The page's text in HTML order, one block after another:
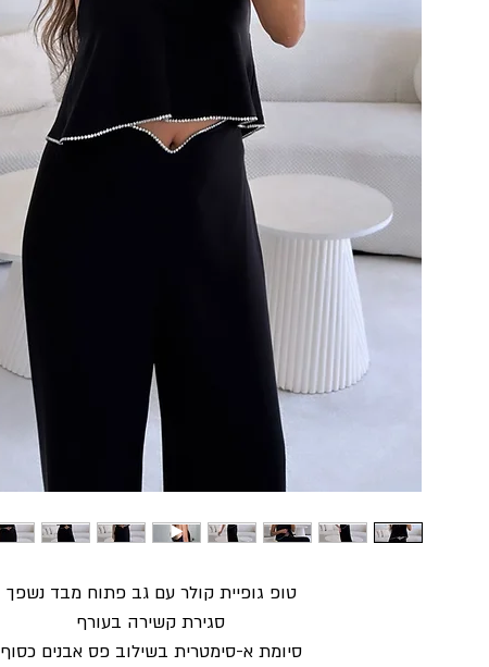
טופ גופיית קולר עם גב פתוח מבד נשפך
סגירת קשירה בעורף
סיומת א-סימטרית בשילוב פס אבנים כסוף